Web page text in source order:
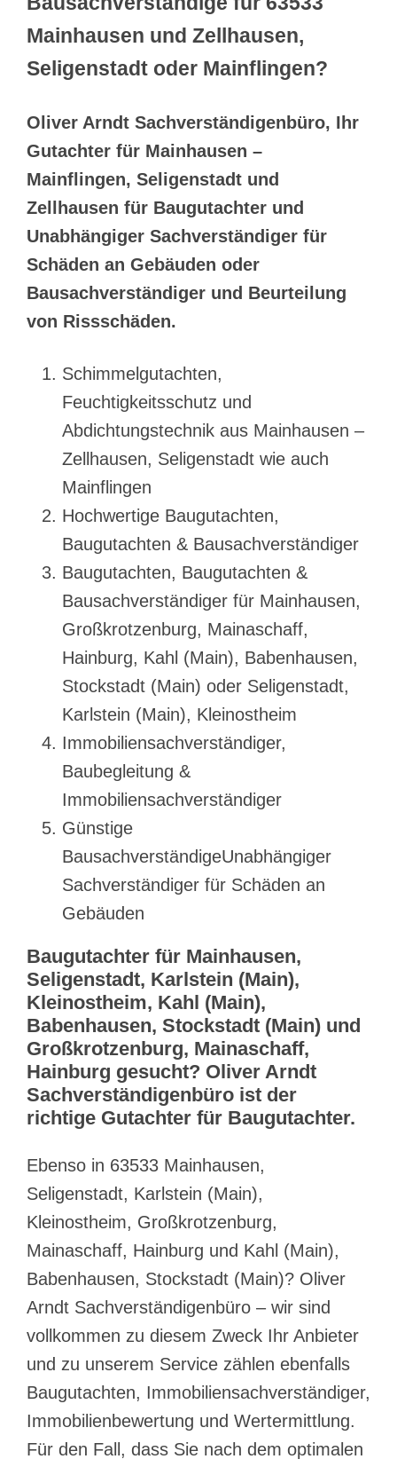
Mainhausen und Zellhausen,
Seligenstadt oder Mainflingen?
Oliver Arndt Sachverständigenbüro, Ihr
Gutachter für Mainhausen –
Mainflingen, Seligenstadt und
Zellhausen für Baugutachter und
Unabhängiger Sachverständiger für
Schäden an Gebäuden oder
Bausachverständiger und Beurteilung
von Rissschäden.
Schimmelgutachten,
Feuchtigkeitsschutz und
Abdichtungstechnik aus Mainhausen –
Zellhausen, Seligenstadt wie auch
Mainflingen
Hochwertige Baugutachten,
Baugutachten & Bausachverständiger
Baugutachten, Baugutachten &
Bausachverständiger für Mainhausen,
Großkrotzenburg, Mainaschaff,
Hainburg, Kahl (Main), Babenhausen,
Stockstadt (Main) oder Seligenstadt,
Karlstein (Main), Kleinostheim
Immobiliensachverständiger,
Baubegleitung &
Immobiliensachverständiger
Günstige
BausachverständigeUnabhängiger
Sachverständiger für Schäden an
Gebäuden
Baugutachter für Mainhausen,
Seligenstadt, Karlstein (Main),
Kleinostheim, Kahl (Main),
Babenhausen, Stockstadt (Main) und
Großkrotzenburg, Mainaschaff,
Hainburg gesucht? Oliver Arndt
Sachverständigenbüro ist der
richtige Gutachter für Baugutachter.
Ebenso in 63533 Mainhausen,
Seligenstadt, Karlstein (Main),
Kleinostheim, Großkrotzenburg,
Mainaschaff, Hainburg und Kahl (Main),
Babenhausen, Stockstadt (Main)? Oliver
Arndt Sachverständigenbüro – wir sind
vollkommen zu diesem Zweck Ihr Anbieter
und zu unserem Service zählen ebenfalls
Baugutachten, Immobiliensachverständiger,
Immobilienbewertung und Wertermittlung.
Für den Fall, dass Sie nach dem optimalen